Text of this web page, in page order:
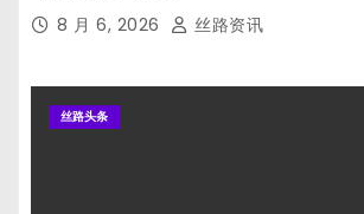
8 月 6, 2026 丝路资讯
丝路头条